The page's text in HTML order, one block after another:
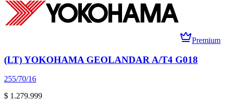
Premium
(LT) YOKOHAMA GEOLANDAR A/T4 G018
255/70/16
$ 1.279.999